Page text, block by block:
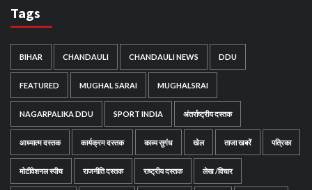
Tags
BIHAR CHANDAULI CHANDAULI NEWS DDU
FEATURED MUGHAL SARAI MUGHALSRAI
NAGARPALIKA DDU SPORT INDIA अंतर्राष्ट्रीय दस्तक
आध्यात्म दस्तक कार्यक्रम दस्तक काव्य सुगंध खेल ताजा खबरें पत्रिका
मोटीवेशनल स्पीच राजनीति दस्तक राष्ट्रीय दस्तक लेख /विचार